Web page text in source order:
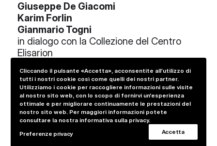
Giuseppe De Giacomi
Karim Forlin
Gianmario Togni
in dialogo con la Collezione del Centro
Elisarion
esposizione a cura di
Veronica Provenzale
in collaborazione con
Massimo Mazzi-Damotti
Cliccando il pulsante «Accetta», acconsentite all’utilizzo di
tutti i nostri cookie così come quelli dei nostri partner.
Utilizziamo i cookie per raccogliere informazioni sulle visite
al nostro sito web, con lo scopo di fornirvi un'esperienza
ottimale e per migliorare continuamente le prestazioni del
nostro sito web. Per maggiori informazioni potete
consultare la nostra informativa sulla privacy.
Preferenze privacy
Accetta